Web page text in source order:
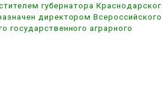
губернатора
директором Всероссийского
государственного аграрного